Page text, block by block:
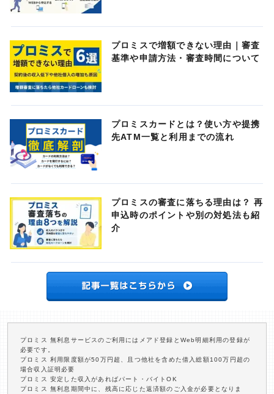
プロミスで増額できない理由｜審査
基準や申請方法・審査時間について
プロミスカードとは？使い方や提携
先ATM一覧と利用までの流れ
プロミスの審査に落ちる理由は？ 再
申込時のポイントや別の対処法も紹
介
プロミス 無利息サービスのご利用にはメアド登録とWeb明細利用の登録が
必要です。
プロミス 利用限度額が50万円超、且つ他社を含めた借入総額100万円超の
場合収入証明必要
プロミス 安定した収入があればパート・バイトOK
プロミス 無利息期間中に、残高に応じた返済額のご入金が必要となりま